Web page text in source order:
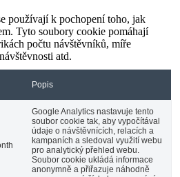
používají k pochopení toho, jak
Tyto soubory cookie pomáhají
počtu návštěvníků, míře
atd.
Popis
Google Analytics nastavuje tento
soubor cookie tak, aby vypočítával
údaje o návštěvnících, relacích a
kampaních a sledoval využití webu
pro analytický přehled webu.
Soubor cookie ukládá informace
anonymně a přiřazuje náhodně